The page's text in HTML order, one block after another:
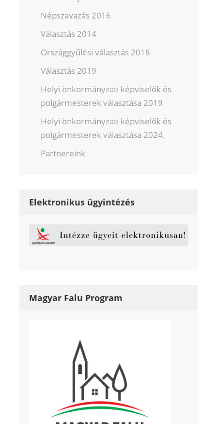
Népszavazás 2016
Választás 2014
Országgyűlési választás 2018
Választás 2019
Helyi önkormányzati képviselők és
polgármesterek választása 2019
Helyi önkormányzati képviselők és
polgármesterek választása 2024.
Partnereink
Elektronikus ügyintézés
Magyar Falu Program